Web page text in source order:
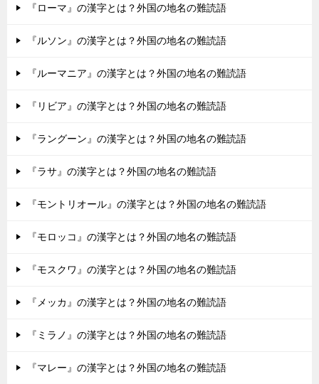
『ローマ』の漢字とは？外国の地名の難読語
『ルソン』の漢字とは？外国の地名の難読語
『ルーマニア』の漢字とは？外国の地名の難読語
『リビア』の漢字とは？外国の地名の難読語
『ラングーン』の漢字とは？外国の地名の難読語
『ラサ』の漢字とは？外国の地名の難読語
『モントリオール』の漢字とは？外国の地名の難読語
『モロッコ』の漢字とは？外国の地名の難読語
『モスクワ』の漢字とは？外国の地名の難読語
『メッカ』の漢字とは？外国の地名の難読語
『ミラノ』の漢字とは？外国の地名の難読語
『マレー』の漢字とは？外国の地名の難読語